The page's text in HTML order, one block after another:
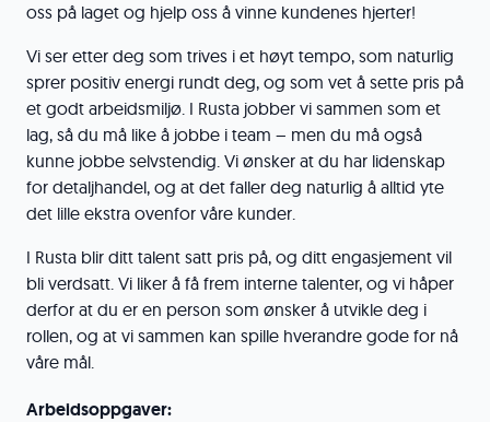
oss på laget og hjelp oss å vinne kundenes hjerter!
Vi ser etter deg som trives i et høyt tempo, som naturlig
sprer positiv energi rundt deg, og som vet å sette pris på
et godt arbeidsmiljø. I Rusta jobber vi sammen som et
lag, så du må like å jobbe i team – men du må også
kunne jobbe selvstendig. Vi ønsker at du har lidenskap
for detaljhandel, og at det faller deg naturlig å alltid yte
det lille ekstra ovenfor våre kunder.
I Rusta blir ditt talent satt pris på, og ditt engasjement vil
bli verdsatt. Vi liker å få frem interne talenter, og vi håper
derfor at du er en person som ønsker å utvikle deg i
rollen, og at vi sammen kan spille hverandre gode for nå
våre mål.
Arbeidsoppgaver: